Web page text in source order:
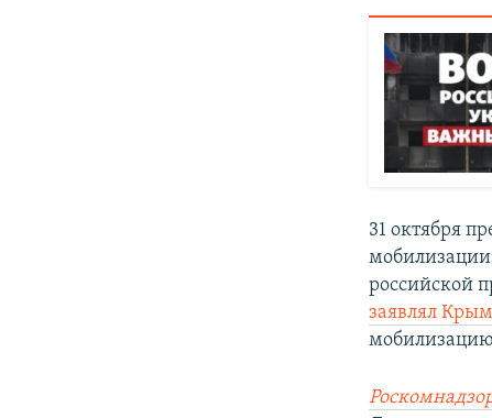
31 октября
российской
заявлял